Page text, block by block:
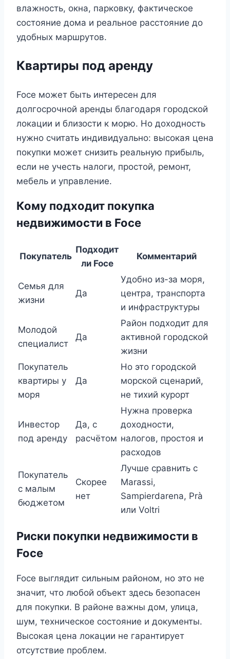
влажность, окна, парковку, фактическое
состояние дома и реальное расстояние до
удобных маршрутов.
Квартиры под аренду
Foce может быть интересен для
долгосрочной аренды благодаря городской
локации и близости к морю. Но доходность
нужно считать индивидуально: высокая цена
покупки может снизить реальную прибыль,
если не учесть налоги, простой, ремонт,
мебель и управление.
Кому подходит покупка
недвижимости в Foce
Покупатель
Подходит
ли Foce
Комментарий
Семья для
жизни
Да
Удобно из-за моря,
центра, транспорта
и инфраструктуры
Молодой
специалист
Да
Район подходит для
активной городской
жизни
Покупатель
квартиры у
моря
Да
Но это городской
морской сценарий,
не тихий курорт
Инвестор
под аренду
Да, с
расчётом
Нужна проверка
доходности,
налогов, простоя и
расходов
Покупатель
с малым
бюджетом
Скорее
нет
Лучше сравнить с
Marassi,
Sampierdarena, Prà
или Voltri
Риски покупки недвижимости в
Foce
Foce выглядит сильным районом, но это не
значит, что любой объект здесь безопасен
для покупки. В районе важны дом, улица,
шум, техническое состояние и документы.
Высокая цена локации не гарантирует
отсутствие проблем.